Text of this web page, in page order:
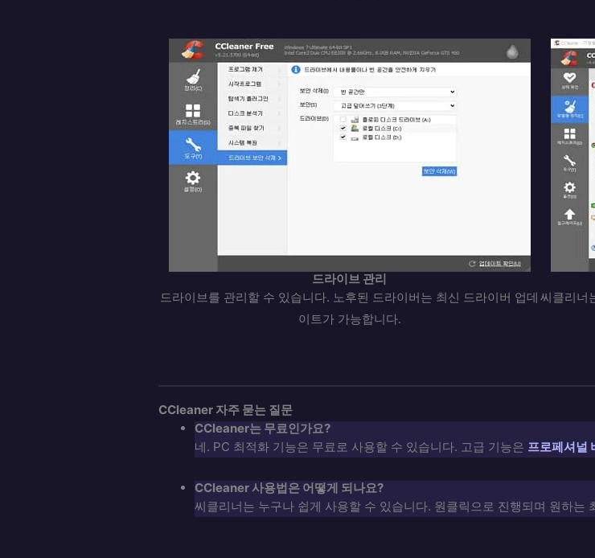
드라이브 관리
드라이브를 관리할 수 있습니다. 노후된 드라이버는 최신 드라이버 업데
이트가 가능합니다.
씨클리너
CCleaner 자주 묻는 질문
CCleaner는 무료인가요?
네. PC 최적화 기능은 무료로 사용할 수 있습니다. 고급 기능은 프로페셔널
CCleaner 사용법은 어떻게 되나요?
씨클리너는 누구나 쉽게 사용할 수 있습니다. 원클릭으로 진행되며 원하는